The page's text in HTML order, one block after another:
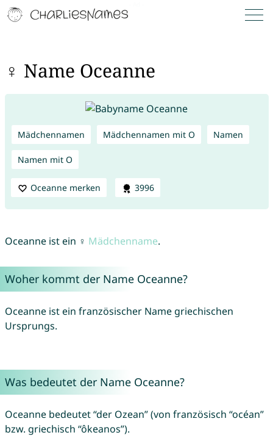
♀ Name Oceanne
Mädchennamen Mädchennamen mit O Namen
Namen mit O
Oceanne merken 3996
Oceanne ist ein ♀ Mädchenname.
Woher kommt der Name Oceanne?
Oceanne ist ein französischer Name griechischen
Ursprungs.
Was bedeutet der Name Oceanne?
Oceanne bedeutet “der Ozean” (von französisch “océan”
bzw. griechisch “ôkeanos”).